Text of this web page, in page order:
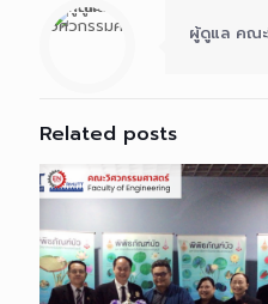
ผู้ดูแล คณะ
Related posts